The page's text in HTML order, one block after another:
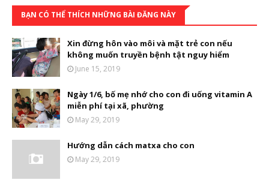
BẠN CÓ THỂ THÍCH NHỮNG BÀI ĐĂNG NÀY
Xin đừng hôn vào môi và mặt trẻ con nếu
không muốn truyền bệnh tật nguy hiểm
June 15, 2019
Ngày 1/6, bố mẹ nhớ cho con đi uống vitamin A
miễn phí tại xã, phường
May 29, 2019
Hướng dẫn cách matxa cho con
May 29, 2019